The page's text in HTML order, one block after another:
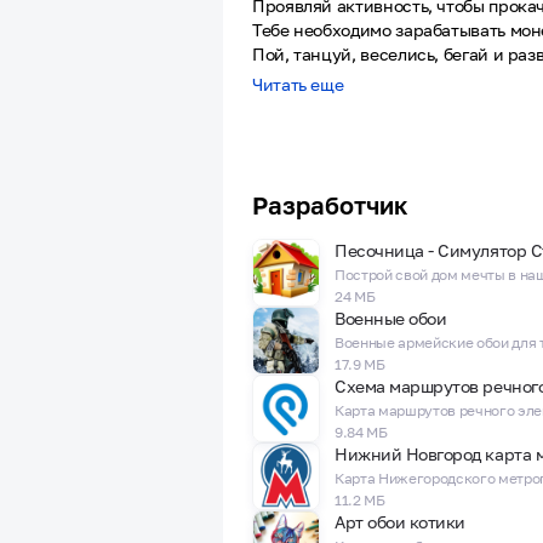
Проявляй активность, чтобы
Тебе необходимо зарабатывать
Пой, танцуй, веселись, бегай и
Обязательно помоги петуху разбить
Если тебе скучно, можешь
Иии обязательно постарайся
Клюкер суперски убивает время,
Скачивай бесплатно и пользуйся с
Игру ждут обновления!
Читать еще
Разработчик
24 МБ
Военные обои
17.9 МБ
9.84 МБ
Нижний Новгород карта
11.2 МБ
Арт обои котики